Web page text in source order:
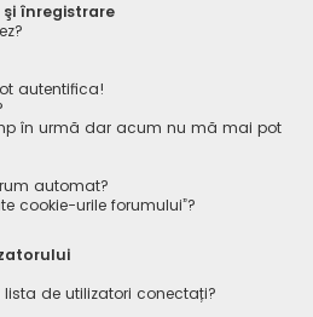
înregistrare
autentifica!
în urmă dar acum nu mă mai pot
automat?
cookie-urile forumului”?
de utilizatori conectați?